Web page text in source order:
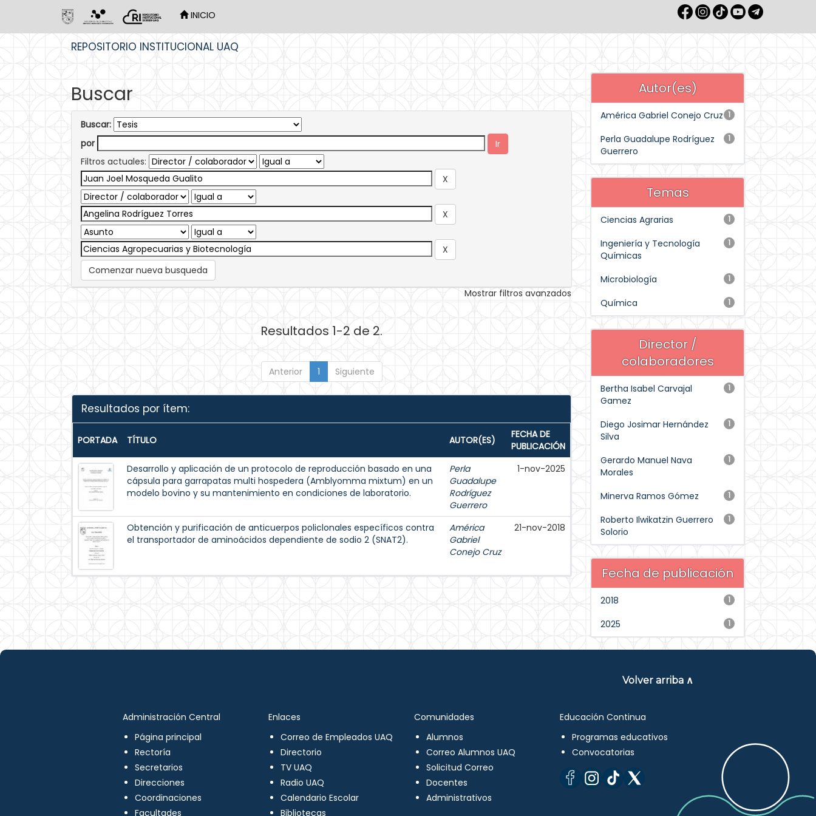
INICIO
REPOSITORIO INSTITUCIONAL UAQ
Buscar
Buscar:
por
Filtros actuales:
Comenzar nueva busqueda
Mostrar filtros avanzados
Resultados 1-2 de 2.
Anterior 1 Siguiente
Resultados por ítem:
PORTADA TÍTULO AUTOR(ES)
FECHA DE
PUBLICACIÓN
Desarrollo y aplicación de un protocolo de reproducción basado en una
cápsula para garrapatas multi hospedera (Amblyomma mixtum) en un
modelo bovino y su mantenimiento en condiciones de laboratorio.
Perla
Guadalupe
Rodríguez
Guerrero
1-nov-2025
Obtención y purificación de anticuerpos policlonales específicos contra
el transportador de aminoácidos dependiente de sodio 2 (SNAT2).
América
Gabriel
Conejo Cruz
21-nov-2018
Autor(es)
1
América Gabriel Conejo Cruz
1
Perla Guadalupe Rodríguez
Guerrero
Temas
1
Ciencias Agrarias
1
Ingeniería y Tecnología
Químicas
1
Microbiología
1
Química
Director /
colaboradores
1
Bertha Isabel Carvajal
Gamez
1
Diego Josimar Hernández
Silva
1
Gerardo Manuel Nava
Morales
1
Minerva Ramos Gómez
1
Roberto Ilwikatzin Guerrero
Solorio
Fecha de publicación
1
2018
1
2025
Volver arriba ∧
Administración Central
Página principal
Rectoría
Secretarios
Direcciones
Coordinaciones
Facultades
Enlaces
Correo de Empleados UAQ
Directorio
TV UAQ
Radio UAQ
Calendario Escolar
Bibliotecas
Comunidades
Alumnos
Correo Alumnos UAQ
Solicitud Correo
Docentes
Administrativos
Educación Continua
Programas educativos
Convocatorias